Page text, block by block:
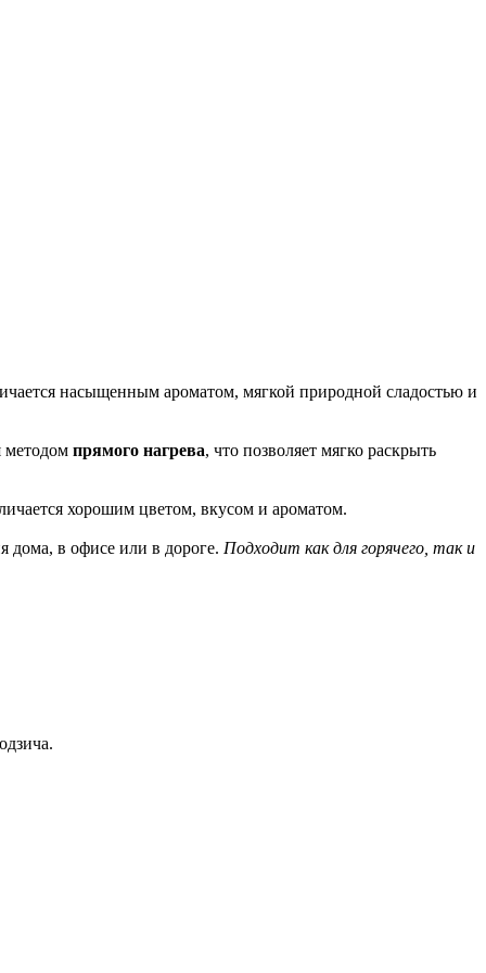
насыщенным ароматом, мягкой природной сладостью и
методом прямого нагрева, что позволяет мягко раскрыть
хорошим цветом, вкусом и ароматом.
дома, в офисе или в дороге. Подходит как для горячего, так и